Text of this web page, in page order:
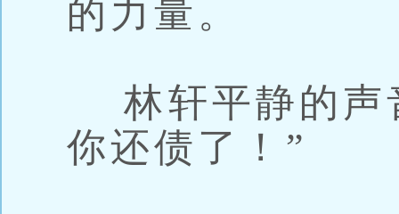
的力量。
林轩平静的声
你还债了！”